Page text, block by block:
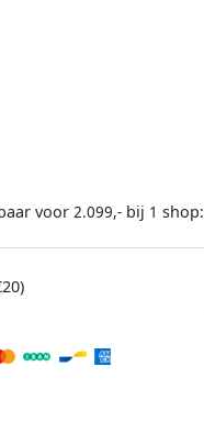
voor 2.099,- bij 1 shop: